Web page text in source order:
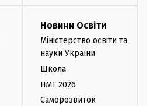
Новини Освіти
Міністерство освіти та
науки України
Школа
НМТ 2026
Саморозвиток